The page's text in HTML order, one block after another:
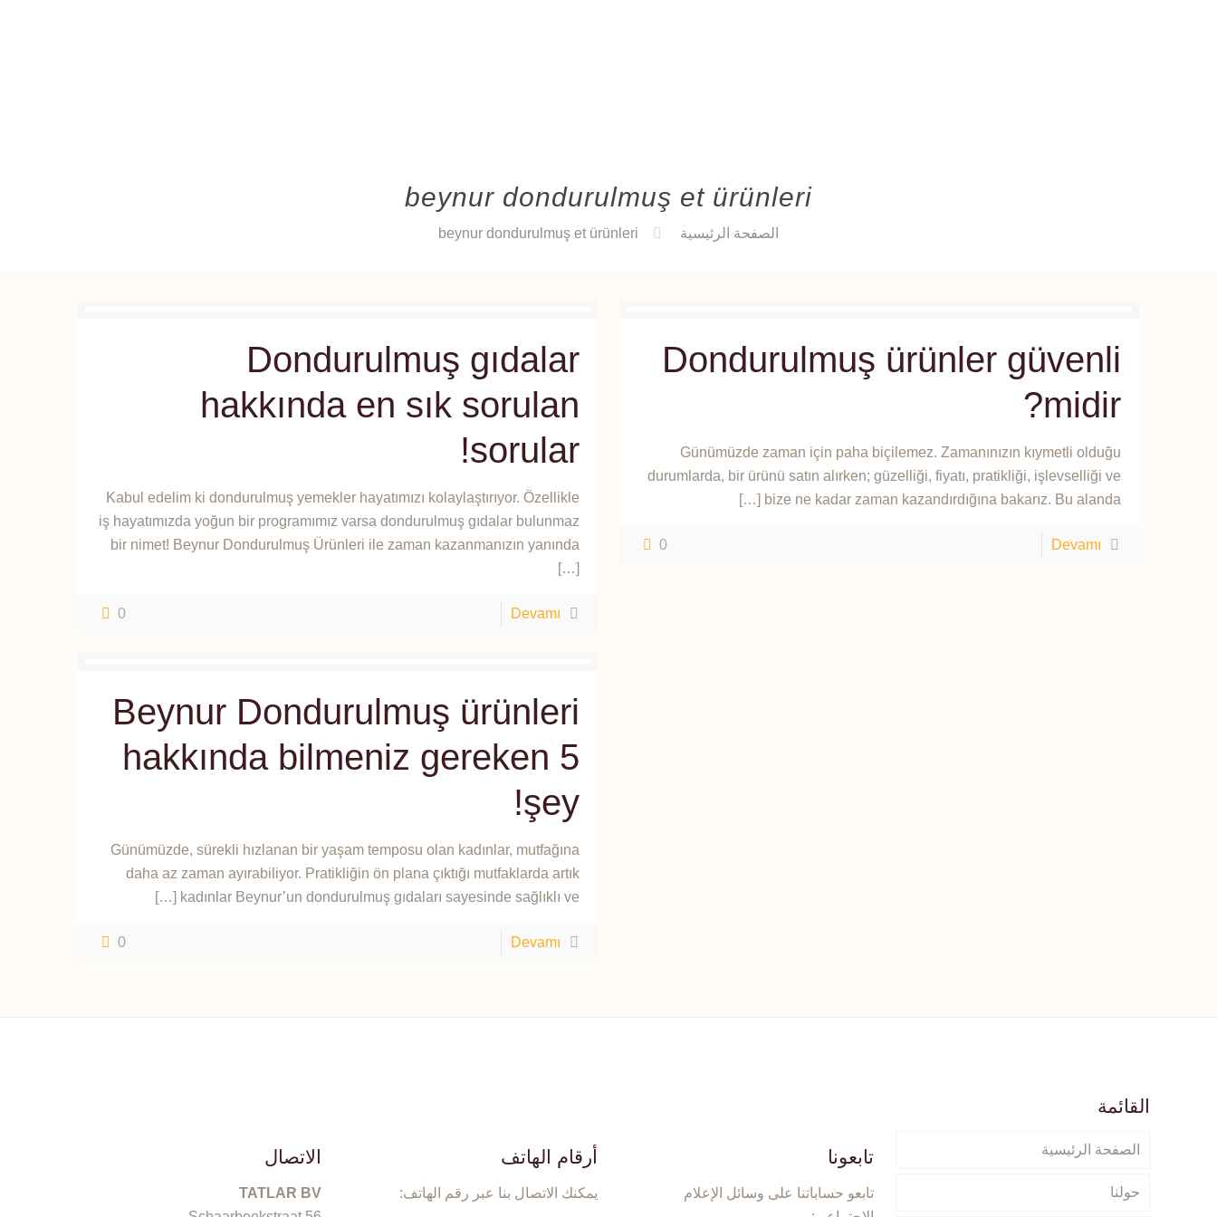
beynur dondurulmuş et ürünleri
الصفحة الرئيسية beynur dondurulmuş et ürünleri
Dondurulmuş gıdalar
hakkında en sık sorulan
sorular!
Kabul edelim ki dondurulmuş yemekler hayatımızı kolaylaştırıyor. Özellikle
iş hayatımızda yoğun bir programımız varsa dondurulmuş gıdalar bulunmaz
bir nimet! Beynur Dondurulmuş Ürünleri ile zaman kazanmanızın yanında
[…]
0 Devamı
Dondurulmuş ürünler güvenli
midir?
Günümüzde zaman için paha biçilemez. Zamanınızın kıymetli olduğu
durumlarda, bir ürünü satın alırken; güzelliği, fiyatı, pratikliği, işlevselliği ve
bize ne kadar zaman kazandırdığına bakarız. Bu alanda
[…]
0 Devamı
Beynur Dondurulmuş ürünleri
hakkında bilmeniz gereken 5
şey!
Günümüzde, sürekli hızlanan bir yaşam temposu olan kadınlar, mutfağına
daha az zaman ayırabiliyor. Pratikliğin ön plana çıktığı mutfaklarda artık
kadınlar Beynur’un dondurulmuş gıdaları sayesinde sağlıklı ve
[…]
0 Devamı
الاتصال
TATLAR BV
أرقام الهاتف
يمكنك الاتصال بنا عبر رقم الهاتف:
تابعونا
تابعو حساباتنا على وسائل الإعلام
القائمة
الصفحة الرئيسية
حولنا